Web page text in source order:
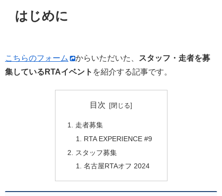
はじめに
こちらのフォーム からいただいた、
スタッフ・走者を募
集しているRTAイベント を紹介する記事です。
目次
走者募集
RTA EXPERIENCE #9
スタッフ募集
名古屋RTAオフ 2024